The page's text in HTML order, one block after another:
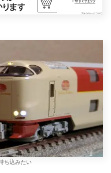
ち込みたい